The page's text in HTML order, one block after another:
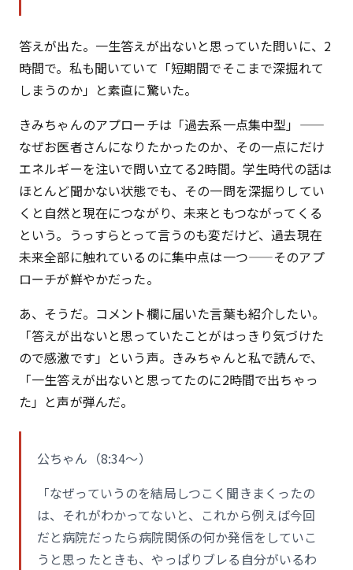
答えが出た。一生答えが出ないと思っていた問いに、2
時間で。私も聞いていて「短期間でそこまで深掘れて
しまうのか」と素直に驚いた。
きみちゃんのアプローチは「過去系一点集中型」——
なぜお医者さんになりたかったのか、その一点にだけ
エネルギーを注いで問い立てる2時間。学生時代の話は
ほとんど聞かない状態でも、その一問を深掘りしてい
くと自然と現在につながり、未来ともつながってくる
という。うっすらとって言うのも変だけど、過去現在
未来全部に触れているのに集中点は一つ——そのアプ
ローチが鮮やかだった。
あ、そうだ。コメント欄に届いた言葉も紹介したい。
「答えが出ないと思っていたことがはっきり気づけた
ので感激です」という声。きみちゃんと私で読んで、
「一生答えが出ないと思ってたのに2時間で出ちゃっ
た」と声が弾んだ。
公ちゃん（8:34〜）
「なぜっていうのを結局しつこく聞きまくったの
は、それがわかってないと、これから例えば今回
だと病院だったら病院関係の何か発信をしていこ
うと思ったときも、やっぱりブレる自分がいるわ